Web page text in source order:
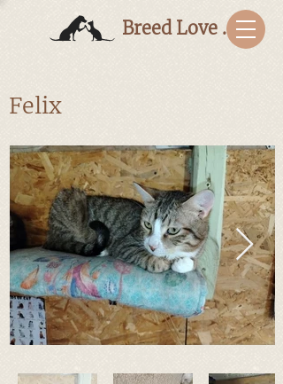
Breed Love Bulgaria
Felix